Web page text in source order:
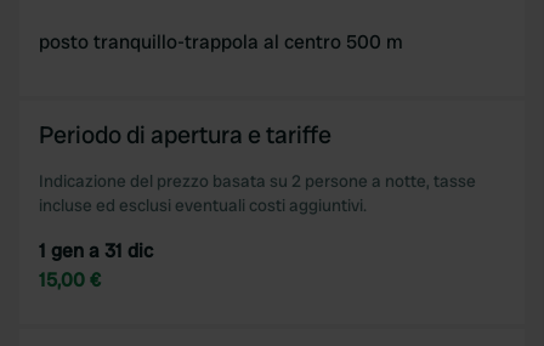
posto tranquillo-trappola al centro 500 m
Periodo di apertura e tariffe
Indicazione del prezzo basata su 2 persone a notte, tasse
incluse ed esclusi eventuali costi aggiuntivi.
1 gen a 31 dic
15,00 €